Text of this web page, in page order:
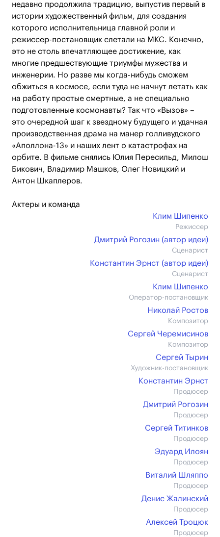
недавно продолжила традицию, выпустив первый в
истории художественный фильм, для создания
которого исполнительница главной роли и
режиссер-постановщик слетали на МКС. Конечно,
это не столь впечатляющее достижение, как
многие предшествующие триумфы мужества и
инженерии. Но разве мы когда-нибудь сможем
обжиться в космосе, если туда не начнут летать как
на работу простые смертные, а не специально
подготовленные космонавты? Так что «Вызов» –
это очередной шаг к звездному будущего и удачная
производственная драма на манер голливудского
«Аполлона-13» и наших лент о катастрофах на
орбите. В фильме снялись Юлия Пересильд, Милош
Бикович, Владимир Машков, Олег Новицкий и
Антон Шкаплеров.
Актеры и команда
Клим Шипенко
Режиссер
Дмитрий Рогозин (автор идеи)
Сценарист
Константин Эрнст (автор идеи)
Сценарист
Клим Шипенко
Оператор-постановщик
Николай Ростов
Композитор
Сергей Черемисинов
Композитор
Сергей Тырин
Художник-постановщик
Константин Эрнст
Продюсер
Дмитрий Рогозин
Продюсер
Сергей Титинков
Продюсер
Эдуард Илоян
Продюсер
Виталий Шляппо
Продюсер
Денис Жалинский
Продюсер
Алексей Троцюк
Продюсер